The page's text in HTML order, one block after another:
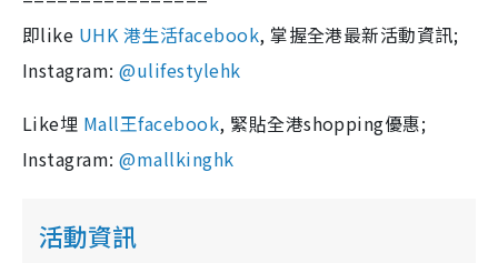
即like UHK 港生活facebook, 掌握全港最新活動資訊;
Instagram:@ulifestylehk
Like埋 Mall王facebook, 緊貼全港shopping優惠;
Instagram:@mallkinghk
活動資訊